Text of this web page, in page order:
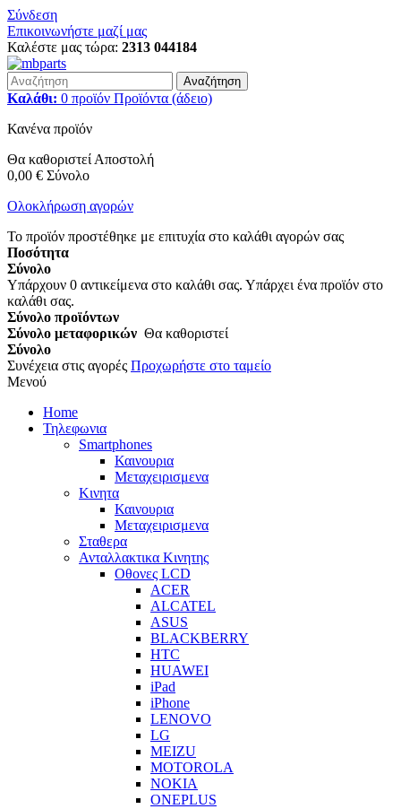
Σύνδεση
Επικοινωνήστε μαζί μας
Καλέστε μας τώρα: 2313 044184
Αναζήτηση
Καλάθι: 0 προϊόν Προϊόντα (άδειο)
Κανένα προϊόν
Θα καθοριστεί Αποστολή
0,00 € Σύνολο
Ολοκλήρωση αγορών
Το προϊόν προστέθηκε με επιτυχία στο καλάθι αγορών σας
Ποσότητα
Σύνολο
Υπάρχουν 0 αντικείμενα στο καλάθι σας. Υπάρχει ένα προϊόν στο
καλάθι σας.
Σύνολο προϊόντων
Σύνολο μεταφορικών Θα καθοριστεί
Σύνολο
Συνέχεια στις αγορές Προχωρήστε στο ταμείο
Μενού
Home
Τηλεφωνια
Smartphones
Καινουρια
Μεταχειρισμενα
Κινητα
Καινουρια
Μεταχειρισμενα
Σταθερα
Ανταλλακτικα Κινητης
Οθονες LCD
ACER
ALCATEL
ASUS
BLACKBERRY
HTC
HUAWEI
iPad
iPhone
LENOVO
LG
MEIZU
MOTOROLA
NOKIA
ONEPLUS